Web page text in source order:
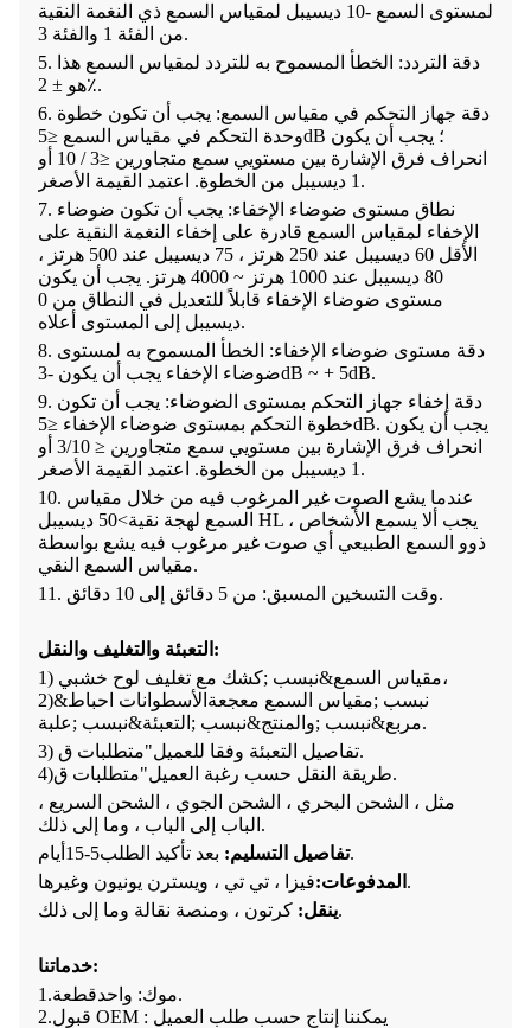
لمستوى السمع -10 ديسيبل لمقياس السمع ذي النغمة النقية
من الفئة 1 والفئة 3.
5. دقة التردد: الخطأ المسموح به للتردد لمقياس السمع هذا
هو ± 2٪.
6. دقة جهاز التحكم في مقياس السمع: يجب أن تكون خطوة
وحدة التحكم في مقياس السمع ≤5dB ؛ يجب أن يكون
انحراف فرق الإشارة بين مستويي سمع متجاورين ≤3 / 10 أو
1 ديسيبل من الخطوة. اعتمد القيمة الأصغر.
7. نطاق مستوى ضوضاء الإخفاء: يجب أن تكون ضوضاء
الإخفاء لمقياس السمع قادرة على إخفاء النغمة النقية على
الأقل 60 ديسيبل عند 250 هرتز ، 75 ديسيبل عند 500 هرتز ،
80 ديسيبل عند 1000 هرتز ~ 4000 هرتز. يجب أن يكون
مستوى ضوضاء الإخفاء قابلاً للتعديل في النطاق من 0
ديسيبل إلى المستوى أعلاه.
8. دقة مستوى ضوضاء الإخفاء: الخطأ المسموح به لمستوى
ضوضاء الإخفاء يجب أن يكون -3dB ~ + 5dB.
9. دقة إخفاء جهاز التحكم بمستوى الضوضاء: يجب أن تكون
خطوة التحكم بمستوى ضوضاء الإخفاء ≤5dB. يجب أن يكون
انحراف فرق الإشارة بين مستويي سمع متجاورين ≤ 3/10 أو
1 ديسيبل من الخطوة. اعتمد القيمة الأصغر.
10. عندما يشع الصوت غير المرغوب فيه من خلال مقياس
السمع لهجة نقية>50 ديسيبل HL ، يجب ألا يسمع الأشخاص
ذوو السمع الطبيعي أي صوت غير مرغوب فيه يشع بواسطة
مقياس السمع النقي.
11. وقت التسخين المسبق: من 5 دقائق إلى 10 دقائق.
التعبئة والتغليف والنقل :
1) مقياس السمع&نبسب ;كشك مع تغليف لوح خشبي،
2)&نبسب ;مقياس السمع معجعة الأسطوانات احباط
مربع&نبسب ;و المنتج&نبسب ;التعبئة&نبسب ;علبة
.
3) تفاصيل التعبئة وفقا للعميل"
متطلبات ق.
4) طريقة النقل حسب رغبة العميل"
متطلبات ق.
مثل ، الشحن البحري ، الشحن الجوي ، الشحن السريع ،
الباب إلى الباب ، وما إلى ذلك.
تفاصيل التسليم: بعد تأكيد الطلب5-15 أيام
.
المدفوعات: فيزا ، تي تي ، ويسترن يونيون وغيرها.
ينقل:كرتون ، ومنصة نقالة وما إلى ذلك.
خدماتنا:
1.
موك: واحدقطعة
.
2.
قبول OEM : يمكننا إنتاج حسب طلب العميل